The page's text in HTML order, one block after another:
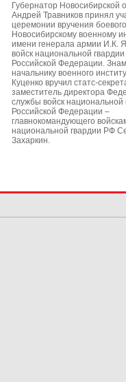
Губернатор Новосибирской
Андрей Травников принял
церемонии вручения
Новосибирскому военному
имени генерала армии И.К.
войск национальной гвардии
Российской Федерации.
начальнику военного
Куценко вручил статс-
заместитель директора
службы войск национальной
Российской Федерации –
главнокомандующего
национальной гвардии РФ
Захаркин.